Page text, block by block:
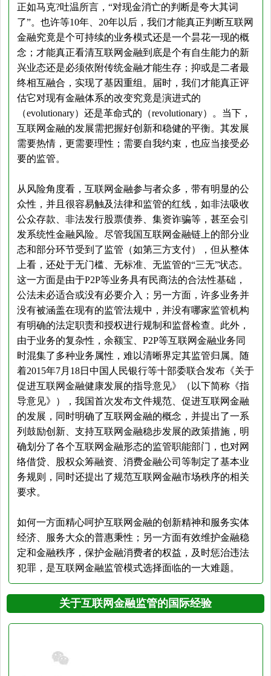
正如马克?吐温所言，“对现金消亡的判断是夸大其词
了”。也许等10年、20年以后，我们才能真正判断互联网
金融究竟是个可持续的业务模式还是一个昙花一现的概
念；才能真正看清互联网金融到底是个有自生能力的新
兴业态还是必须依附传统金融才能生存；抑或是二者最
终相互融合，实现了基因重组。届时，我们才能真正评
估它对现有金融体系的改变究竟是演进式的
（evolutionary）还是革命式的（revolutionary）。当下，
互联网金融的发展需把握好创新和稳健的平衡。其发展
需要热情，更需要理性；需要自我约束，也应当接受必
要的监管。
从风险角度看，互联网金融参与者众多，带有明显的公
众性，并且很容易触及法律和监管的红线，如非法吸收
公众存款、非法发行股票债券、集资诈骗等，甚至会引
发系统性金融风险。尽管我国互联网金融链上的部分业
态和部分环节受到了监管（如第三方支付），但从整体
上看，还处于无门槛、无标准、无监管的“三无”状态。
这一方面是由于P2P等业务具有民商法的合法性基础，
公法未必适合或没有必要介入；另一方面，许多业务并
没有被涵盖在现有的监管法规中，并没有哪家监管机构
有明确的法定职责和授权进行规制和监督检查。此外，
由于业务的复杂性，余额宝、P2P等互联网金融业务同
时混集了多种业务属性，难以清晰界定其监管归属。随
着2015年7月18日中国人民银行等十部委联合发布《关于
促进互联网金融健康发展的指导意见》（以下简称《指
导意见》），我国首次发布文件规范、促进互联网金融
的发展，同时明确了互联网金融的概念，并提出了一系
列鼓励创新、支持互联网金融稳步发展的政策措施，明
确划分了各个互联网金融形态的监管职能部门，也对网
络借贷、股权众筹融资、消费金融公司等制定了基本业
务规则，同时还提出了规范互联网金融市场秩序的相关
要求。
如何一方面精心呵护互联网金融的创新精神和服务实体
经济、服务大众的普惠秉性；另一方面有效维护金融稳
定和金融秩序，保护金融消费者的权益，及时惩治违法
犯罪，是互联网金融监管模式选择面临的一大难题。
关于互联网金融监管的国际经验